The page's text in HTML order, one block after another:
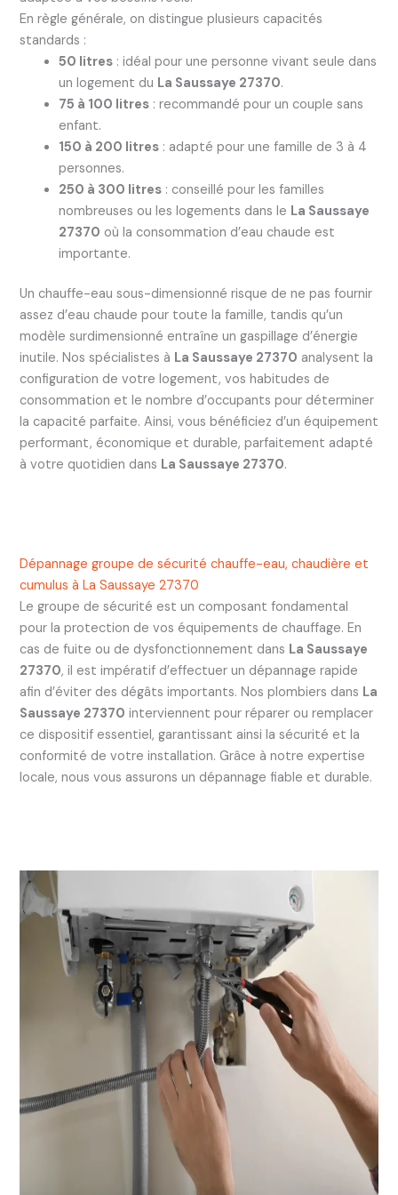
En règle générale, on distingue plusieurs capacités
standards :
50 litres: idéal pour une personne vivant seule dans
un logement du La Saussaye 27370.
75 à 100 litres: recommandé pour un couple sans
enfant.
150 à 200 litres: adapté pour une famille de 3 à 4
personnes.
250 à 300 litres: conseillé pour les familles
nombreuses ou les logements dans le La Saussaye
27370 où la consommation d’eau chaude est
importante.
Un chauffe-eau sous-dimensionné risque de ne pas fournir
assez d’eau chaude pour toute la famille, tandis qu’un
modèle surdimensionné entraîne un gaspillage d’énergie
inutile. Nos spécialistes à La Saussaye 27370 analysent la
configuration de votre logement, vos habitudes de
consommation et le nombre d’occupants pour déterminer
la capacité parfaite. Ainsi, vous bénéficiez d’un équipement
performant, économique et durable, parfaitement adapté
à votre quotidien dans La Saussaye 27370.
Dépannage groupe de sécurité chauffe-eau, chaudière et
cumulus à La Saussaye 27370
Le groupe de sécurité est un composant fondamental
pour la protection de vos équipements de chauffage. En
cas de fuite ou de dysfonctionnement dans La Saussaye
27370, il est impératif d’effectuer un dépannage rapide
afin d’éviter des dégâts importants. Nos plombiers dans La
Saussaye 27370 interviennent pour réparer ou remplacer
ce dispositif essentiel, garantissant ainsi la sécurité et la
conformité de votre installation. Grâce à notre expertise
locale, nous vous assurons un dépannage fiable et durable.